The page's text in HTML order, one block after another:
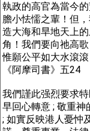
執政的高官為當今
膽小怯懦之輩！但
造大海和旱地天上
角！我們要向祂高
惟願公平如大水滾滾
《阿摩司書》五24
我們謹此强烈要求
早回心轉意 ; 敬重神
; 如實反映港人憂忡